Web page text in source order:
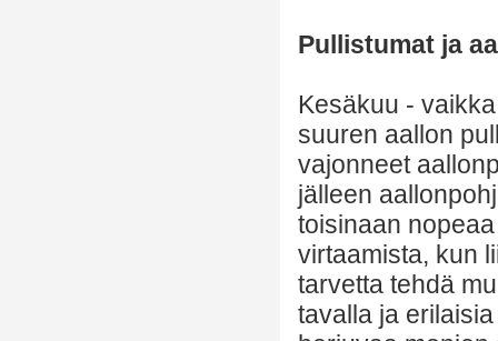
Pullistumat ja
Kesäkuu -
suuren aallon
vajonneet
jälleen
toisinaan
virtaamista, kun
tarvetta tehdä
tavalla ja